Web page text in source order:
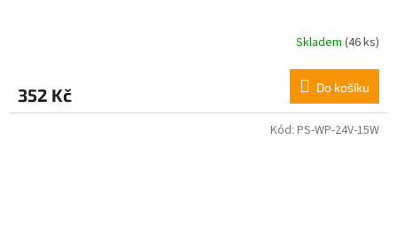
Skladem (46 ks)
352 Kč Do košíku
Kód: PS-WP-24V-15W